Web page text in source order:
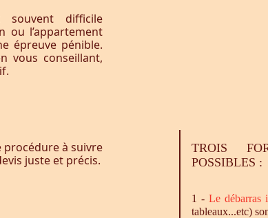
difficile
ou l’appartement
épreuve pénible.
vous conseillant,
à suivre
juste et précis.
TROIS
POSSIBLES :
1 -Ledébarras
tableaux...etc)